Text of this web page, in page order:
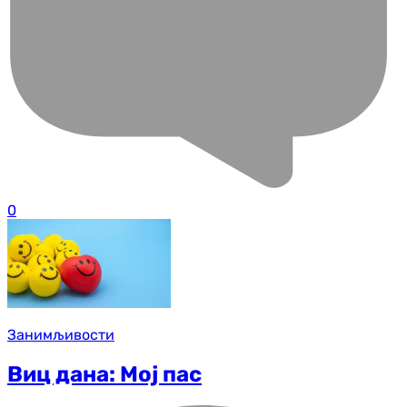
0
Занимљивости
Виц дана: Мој пас